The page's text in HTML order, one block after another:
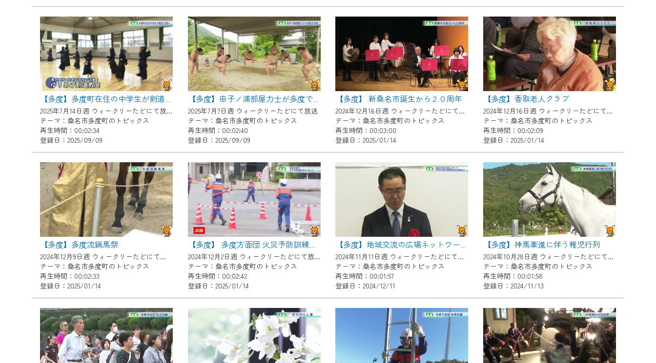
【多度】多度町在住の中学生が剣道で全国へ
2025年7月14日週 ウィークリーたどにて放送
テーマ：桑名市多度町のトピックス
再生時間：00:02:34
登録日：2025/09/09
【多度】田子ノ浦部屋力士が多度で合宿
2025年7月7日週 ウィークリーたどにて放送
テーマ：桑名市多度町のトピックス
再生時間：00:02:40
登録日：2025/09/09
【多度】 新桑名市誕生から２０周年
2024年12月16日週 ウィークリーたどにて放送
テーマ：桑名市多度町のトピックス
再生時間：00:03:00
登録日：2025/01/14
【多度】香取老人クラブ
2024年12月16日週 ウィークリーたどにて放送
テーマ：桑名市多度町のトピックス
再生時間：00:02:09
登録日：2025/01/14
【多度】多度流鏑馬祭
2024年12月9日週 ウィークリーたどにて放送
テーマ：桑名市多度町のトピックス
再生時間：00:02:33
登録日：2025/01/14
【多度】 多度方面団 火災予防訓練・防火パレード
2024年12月2日週 ウィークリーたどにて放送
テーマ：桑名市多度町のトピックス
再生時間：00:02:42
登録日：2025/01/14
【多度】地域交流の広場ネットワーク 大同生命厚生事業団助成金贈呈式
2024年11月11日週 ウィークリーたどにて放送
テーマ：桑名市多度町のトピックス
再生時間：00:01:57
登録日：2024/12/11
【多度】神馬牽進に伴う稚児行列
2024年10月28日週 ウィークリーたどにて放送
テーマ：桑名市多度町のトピックス
再生時間：00:01:58
登録日：2024/11/13
【ご注意】
2024年9月24日からはご加入者様へのサービス向上のため、
『CCNet Web TV』を利用いただくには、一部コンテンツを除き、
CCNetサービスへの加入と『CCNetマイページ※』へのログインが必要となります。
何卒、ご理解ご了承の程よろしくお願いいたします。
※マイページへのログインには、MyIDが必要となります。
※MyIDとは、CCNet Web TVを含むCCNetの各種サービスをご利用頂くためのIDです。
IDはお客様が使っているメールアドレスで設定できます。
（GmailやYahooなどのフリーメールアドレスでも作成可能です）
※マイページへのログイン・MyIDの新規登録は
※CCNetアプリをご利用中の方は引き続きご視聴いただけます。
＜メンテナンス情報＞
CCNetWebTVのリニューアルにともないメンテナンス作業を予定しています。
日時 9/24 9:30～16:30
作業の間は、CCNetWebTVの画面が「メンテナンス中」になり、ご利用いただけません。
ご不便をおかけいたしますが、ご了承の程よろしくお願いいたします。